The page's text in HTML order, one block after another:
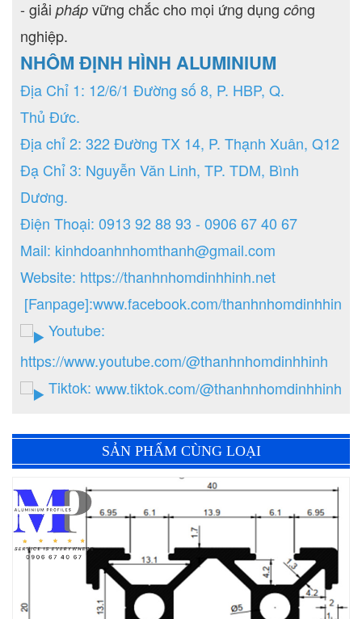
- giải pháp vững chắc cho mọi ứng dụng công
nghiệp.
NHÔM ĐỊNH HÌNH ALUMINIUM
Địa Chỉ 1: 12/6/1 Đường số 8, P. HBP, Q.
Thủ Đức.
Địa chỉ 2: 322 Đường TX 14, P. Thạnh Xuân, Q12
Đạ Chỉ 3: Nguyễn Văn Linh, TP. TDM, Bình
Dương.
Điện Thoại: 0913 92 88 93 - 0906 67 40 67
Mail: kinhdoanhnhomthanh@gmail.com
Website: https://thanhnhomdinhhinh.net
[Fanpage]:www.facebook.com/
Youtube:
https://www.youtube.com/@thanhnhomdinhhinh
Tiktok: www.tiktok.com/@thanhnhomdinhhinh
SẢN PHẨM CÙNG LOẠI